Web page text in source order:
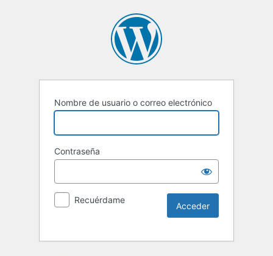
Nombre de usuario o correo electrónico
Contraseña
Recuérdame